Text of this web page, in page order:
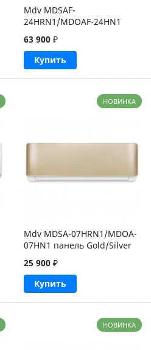
Mdv MDSAF-
24HRN1/MDOAF-24HN1
63 900₽
Купить
НОВИНКА
Mdv MDSA-07HRN1/MDOA-
07HN1 панель Gold/Silver
25 900₽
Купить
НОВИНКА